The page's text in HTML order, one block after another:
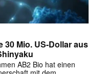
Mio. US-Dollar aus
AB2 Bio hat einen